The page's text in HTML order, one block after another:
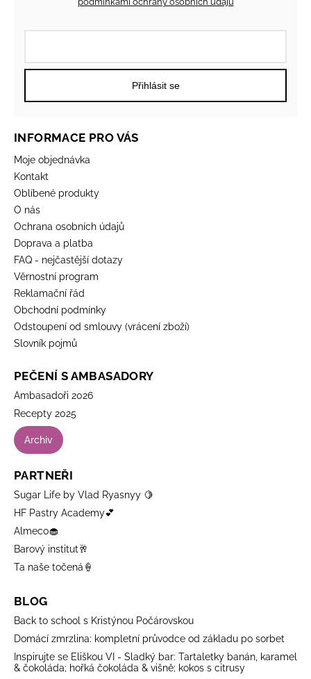
Přihlásit se
INFORMACE PRO VÁS
Moje objednávka
Kontakt
Oblíbené produkty
O nás
Ochrana osobních údajů
Doprava a platba
FAQ - nejčastější dotazy
Věrnostní program
Reklamační řád
Obchodní podmínky
Odstoupení od smlouvy (vrácení zboží)
Slovník pojmů
PEČENÍ S AMBASADORY
Ambasadoři 2026
Recepty 2025
Archiv
PARTNEŘI
Sugar Life by Vlad Ryasnyy 🍋
HF Pastry Academy💕
Almeco🧁
Barový institut🥂
Ta naše točená🍦
BLOG
Back to school s Kristýnou Počárovskou
Domácí zmrzlina: kompletní průvodce od základu po sorbet
Inspirujte se Eliškou VI - Sladký bar: Tartaletky banán, karamel
& čokoláda; hořká čokoláda & višně; kokos s citrusy